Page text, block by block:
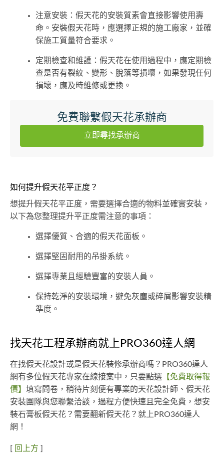
注意安裝：假天花的安裝質素會直接影響使用壽
命。安裝假天花時，應選擇正規的施工廠家，並確
保施工質量符合要求。
定期檢查和維護：假天花在使用過程中，應定期檢
查是否有裂紋、變形、脫落等損壞，如果發現任何
損壞，應及時維修或更換。
免費聯繫假天花承辦商
立即尋找承辦商
如何提升假天花平正度？
想提升假天花平正度，需要選擇合適的物料並確實安裝，
以下為您整理提升平正度需注意的事項：
選擇優質、合適的假天花面板。
選擇堅固耐用的吊掛系統。
選擇專業且經驗豐富的安裝人員。
保持乾淨的安裝環境，避免灰塵或碎屑影響安裝精
準度。
找天花工程承辦商就上PRO360達人網
在找假天花設計或是假天花裝修承辦商嗎？PRO360達人
網有多位假天花專家在線接案中，只要點選 【免費取得報
價】 填寫問卷，稍待片刻便有專業的天花設計師、假天花
安裝團隊與您聯繫洽談，過程方便快速且完全免費，想安
裝石膏板假天花？需要翻新假天花？就上PRO360達人
網！
[ 回上方 ]